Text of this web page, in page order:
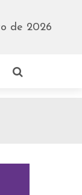
de 2026